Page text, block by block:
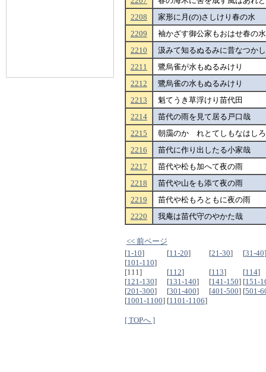
2208
家形に月(の)さしけり春の水
2209
袖かざす御公家もおはせ春の水
2210
汲みて知るぬるみに昔なつか
2211
鷺烏雀が水もぬるみけり
2212
鷺烏雀の水もぬるみけり
2213
魁てうき草浮けり苗代田
2214
苗代の雨を見て居る戸口哉
2215
朝靄のかゝれとてしもなはし
2216
苗代に作り出したる小家哉
2217
苗代や松も加へて夜の雨
2218
苗代や山をも添て夜の雨
2219
苗代や松もろともに夜の雨
2220
我庵は苗代守のやかた哉
<< 前ページ
[1-10] [11-20] [21-30] [31-40
[101-110]
[111]
[112] [113] [114]
[121-130] [131-140] [141-150] [151-
[201-300] [301-400] [401-500] [501-
[1001-1100] [1101-1106]
[ TOPへ ]